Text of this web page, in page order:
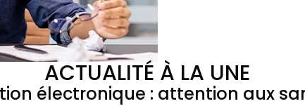
ACTUALITÉ À LA UNE
électronique : attention aux